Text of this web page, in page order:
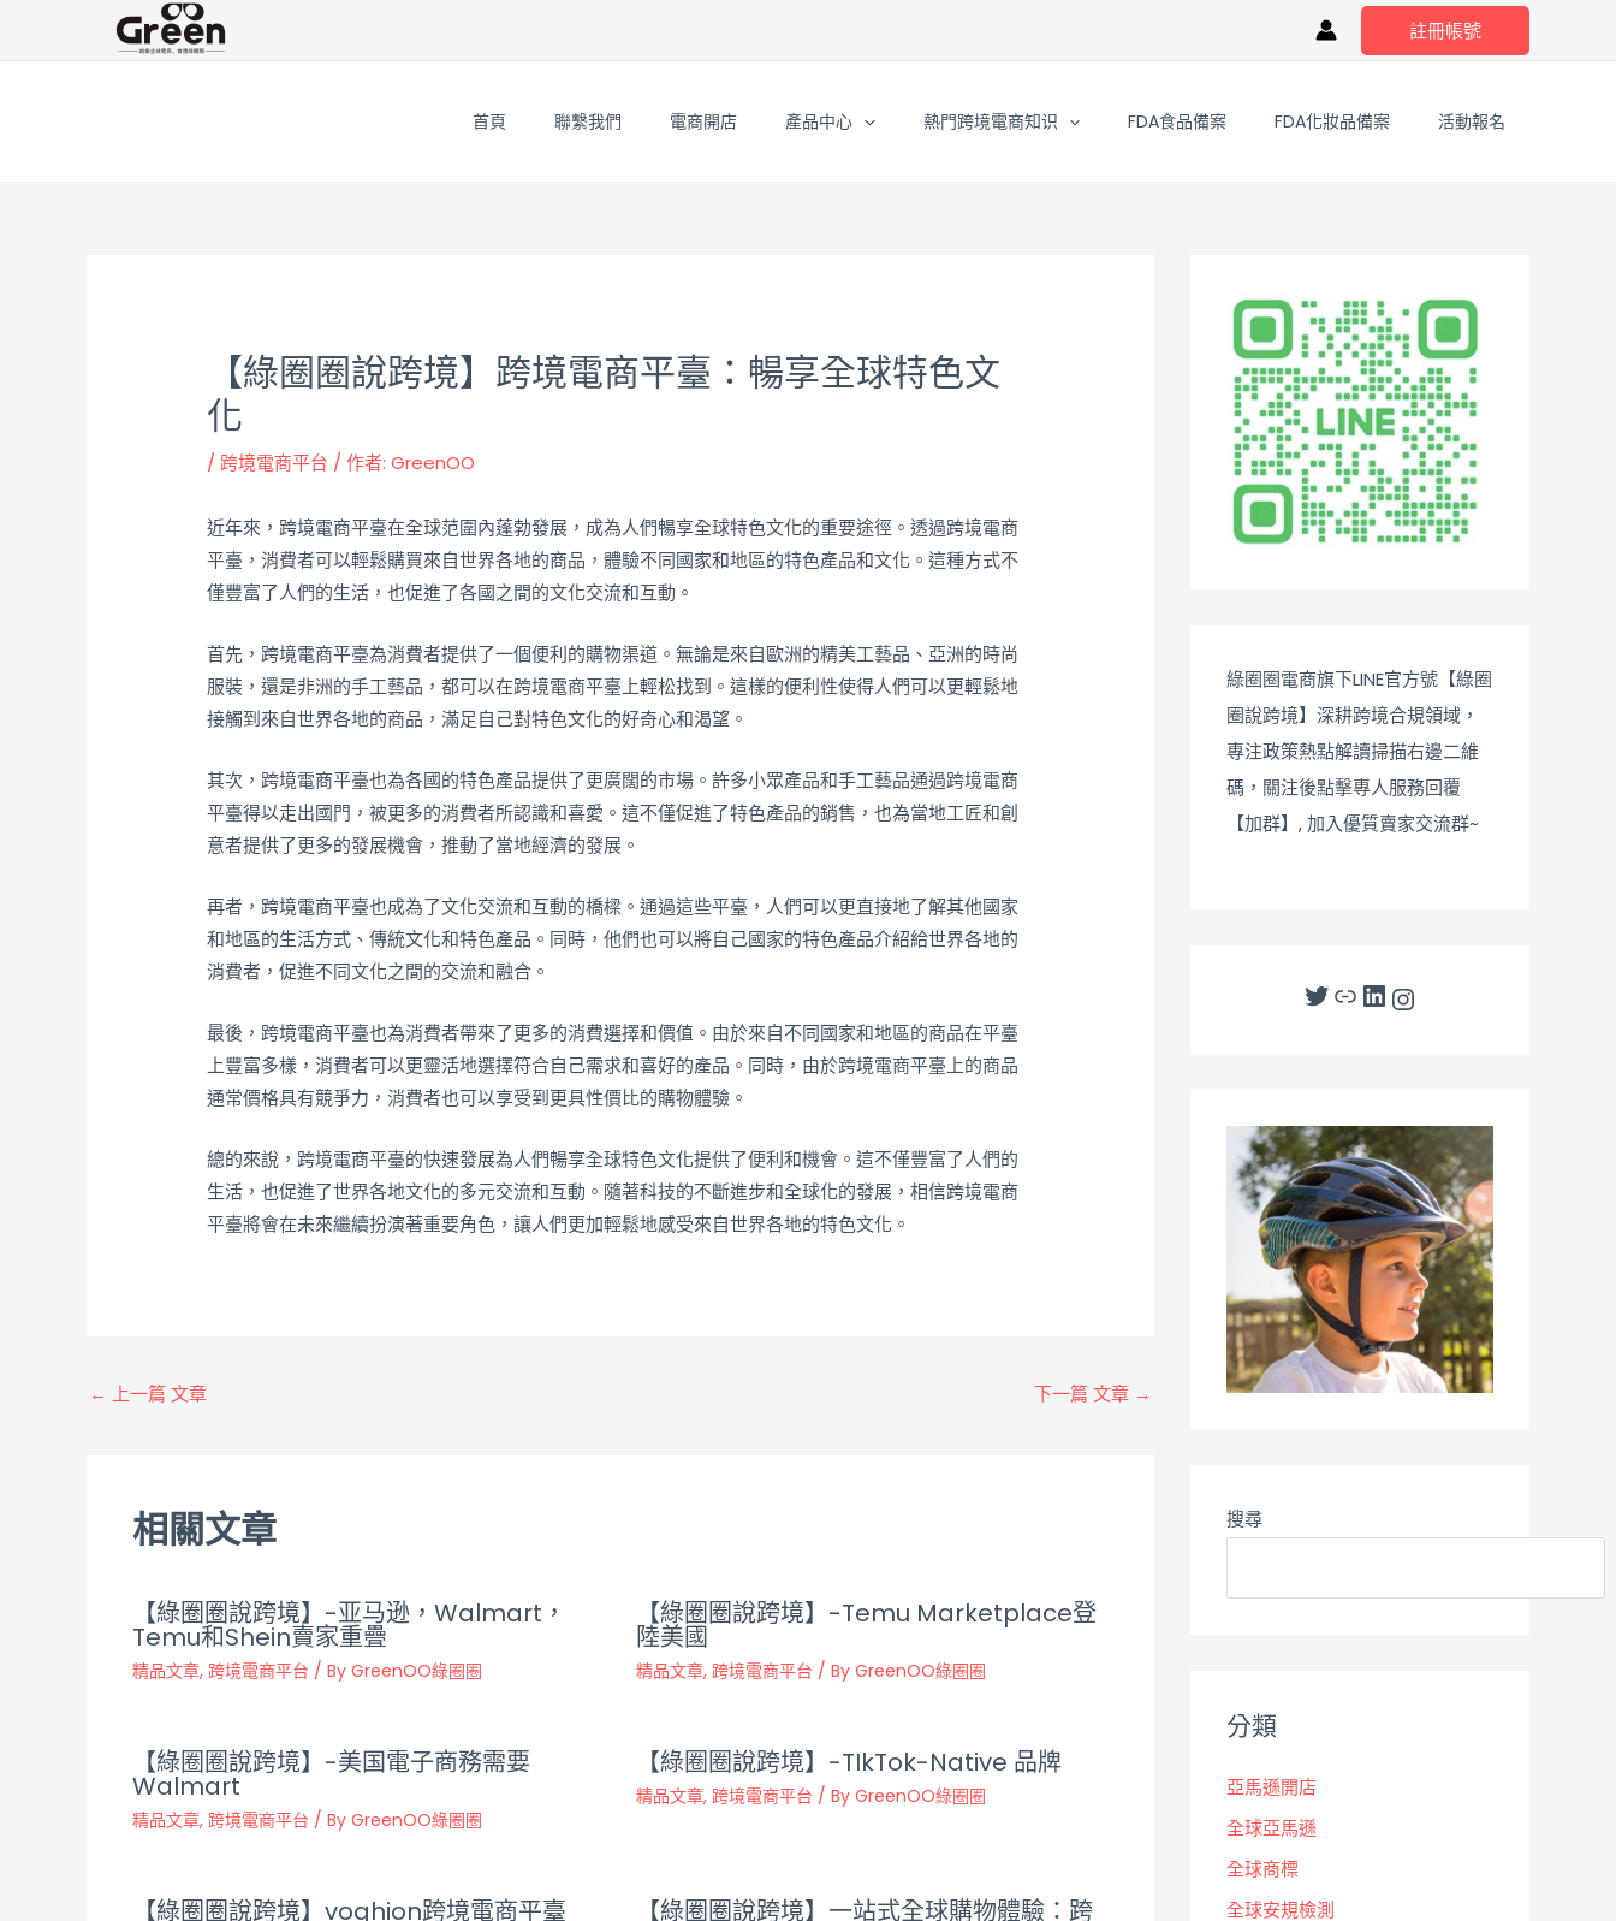
註冊帳號
首頁 聯繫我們 電商開店 產品中心 熱門跨境電商知识 FDA食品備案 FDA化妝品備案 活動報名
【綠圈圈說跨境】跨境電商平臺：暢享全球特色文
化
/ 跨境電商平台 / 作者:GreenOO
近年來，跨境電商平臺在全球范圍內蓬勃發展，成為人們暢享全球特色文化的重要途徑。透過跨境電商
平臺，消費者可以輕鬆購買來自世界各地的商品，體驗不同國家和地區的特色產品和文化。這種方式不
僅豐富了人們的生活，也促進了各國之間的文化交流和互動。
首先，跨境電商平臺為消費者提供了一個便利的購物渠道。無論是來自歐洲的精美工藝品、亞洲的時尚
服裝，還是非洲的手工藝品，都可以在跨境電商平臺上輕松找到。這樣的便利性使得人們可以更輕鬆地
接觸到來自世界各地的商品，滿足自己對特色文化的好奇心和渴望。
其次，跨境電商平臺也為各國的特色產品提供了更廣闊的市場。許多小眾產品和手工藝品通過跨境電商
平臺得以走出國門，被更多的消費者所認識和喜愛。這不僅促進了特色產品的銷售，也為當地工匠和創
意者提供了更多的發展機會，推動了當地經濟的發展。
再者，跨境電商平臺也成為了文化交流和互動的橋樑。通過這些平臺，人們可以更直接地了解其他國家
和地區的生活方式、傳統文化和特色產品。同時，他們也可以將自己國家的特色產品介紹給世界各地的
消費者，促進不同文化之間的交流和融合。
最後，跨境電商平臺也為消費者帶來了更多的消費選擇和價值。由於來自不同國家和地區的商品在平臺
上豐富多樣，消費者可以更靈活地選擇符合自己需求和喜好的產品。同時，由於跨境電商平臺上的商品
通常價格具有競爭力，消費者也可以享受到更具性價比的購物體驗。
總的來說，跨境電商平臺的快速發展為人們暢享全球特色文化提供了便利和機會。這不僅豐富了人們的
生活，也促進了世界各地文化的多元交流和互動。隨著科技的不斷進步和全球化的發展，相信跨境電商
平臺將會在未來繼續扮演著重要角色，讓人們更加輕鬆地感受來自世界各地的特色文化。
← 上一篇 文章 下一篇 文章 →
相關文章
【綠圈圈說跨境】-亚马逊，Walmart，
Temu和Shein賣家重疊
精品文章, 跨境電商平台 / By GreenOO綠圈圈
【綠圈圈說跨境】-Temu Marketplace登
陸美國
精品文章, 跨境電商平台 / By GreenOO綠圈圈
【綠圈圈說跨境】-美国電子商務需要
Walmart
精品文章, 跨境電商平台 / By GreenOO綠圈圈
【綠圈圈說跨境】-TIkTok-Native 品牌
精品文章, 跨境電商平台 / By GreenOO綠圈圈
【綠圈圈說跨境】voghion跨境電商平臺 【綠圈圈說跨境】一站式全球購物體驗：跨
綠圈圈電商旗下LINE官方號【綠圈
圈說跨境】深耕跨境合規領域，
專注政策熱點解讀掃描右邊二維
碼，關注後點擊專人服務回覆
【加群】, 加入優質賣家交流群~
搜尋
分類
亞馬遜開店
全球亞馬遜
全球商標
全球安規檢測